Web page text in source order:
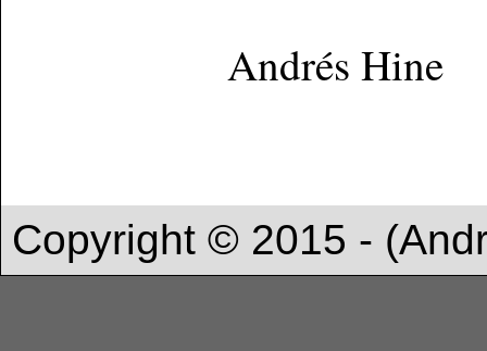
Andrés Hine
Copyright © 2015 -